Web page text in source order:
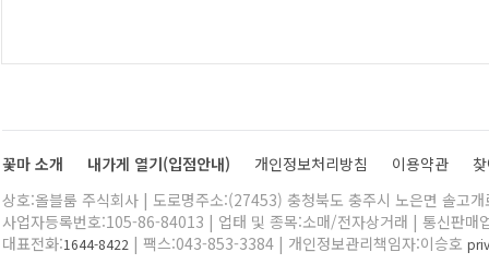
꽃마 소개 내가게 열기(입점안내) 개인정보처리방침 이용약관
상호:올블룸 주식회사 | 도로명주소:(27453) 충청북도 충주시 노은면 솔고
사업자등록번호:105-86-84013 | 업태 및 종목:소매/전자상거래 | 통신판매
대표전화:1644-8422 | 팩스:043-853-3384 | 개인정보관리책임자:이승호